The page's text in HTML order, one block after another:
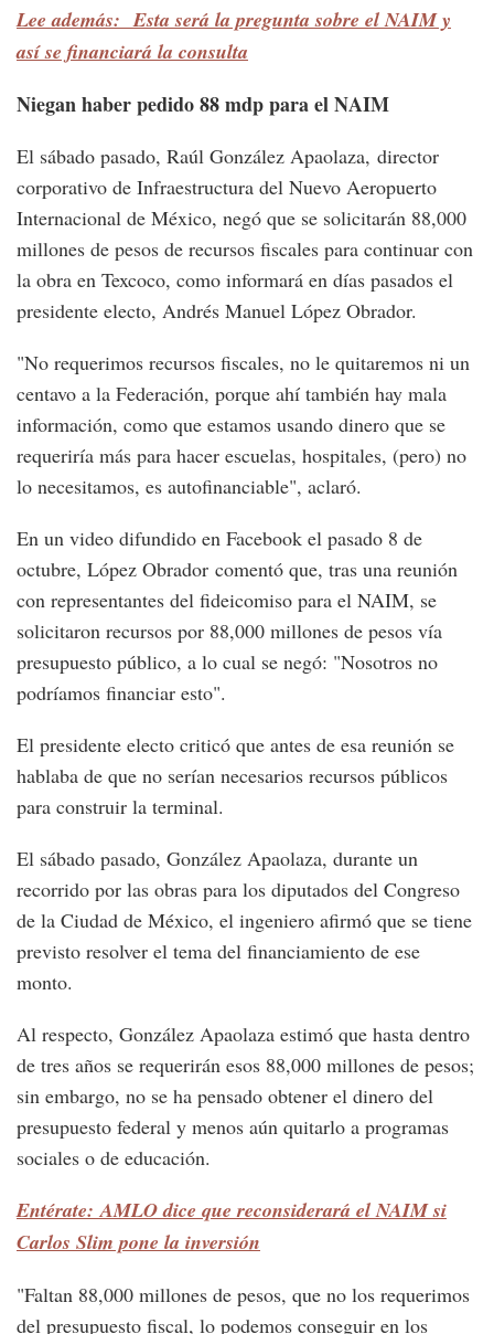
Lee además: Esta será la pregunta sobre el NAIM y
así se financiará la consulta
Niegan haber pedido 88 mdp para el NAIM
El sábado pasado, Raúl González Apaolaza, director
corporativo de Infraestructura del Nuevo Aeropuerto
Internacional de México, negó que se solicitarán 88,000
millones de pesos de recursos fiscales para continuar con
la obra en Texcoco, como informará en días pasados el
presidente electo, Andrés Manuel López Obrador.
"No requerimos recursos fiscales, no le quitaremos ni un
centavo a la Federación, porque ahí también hay mala
información, como que estamos usando dinero que se
requeriría más para hacer escuelas, hospitales, (pero) no
lo necesitamos, es autofinanciable", aclaró.
En un video difundido en Facebook el pasado 8 de
octubre, López Obrador comentó que, tras una reunión
con representantes del fideicomiso para el NAIM, se
solicitaron recursos por 88,000 millones de pesos vía
presupuesto público, a lo cual se negó: "Nosotros no
podríamos financiar esto".
El presidente electo criticó que antes de esa reunión se
hablaba de que no serían necesarios recursos públicos
para construir la terminal.
El sábado pasado, González Apaolaza, durante un
recorrido por las obras para los diputados del Congreso
de la Ciudad de México, el ingeniero afirmó que se tiene
previsto resolver el tema del financiamiento de ese
monto.
Al respecto, González Apaolaza estimó que hasta dentro
de tres años se requerirán esos 88,000 millones de pesos;
sin embargo, no se ha pensado obtener el dinero del
presupuesto federal y menos aún quitarlo a programas
sociales o de educación.
Entérate: AMLO dice que reconsiderará el NAIM si
Carlos Slim pone la inversión
"Faltan 88,000 millones de pesos, que no los requerimos
del presupuesto fiscal, lo podemos conseguir en los